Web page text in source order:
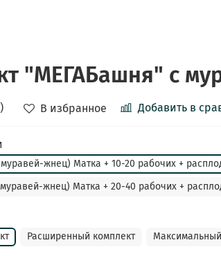
"МЕГАБашня" с
В избранное Добавить в
жнец) Матка + 10-20 рабочих +
жнец) Матка + 20-40 рабочих +
Расширенный комплект